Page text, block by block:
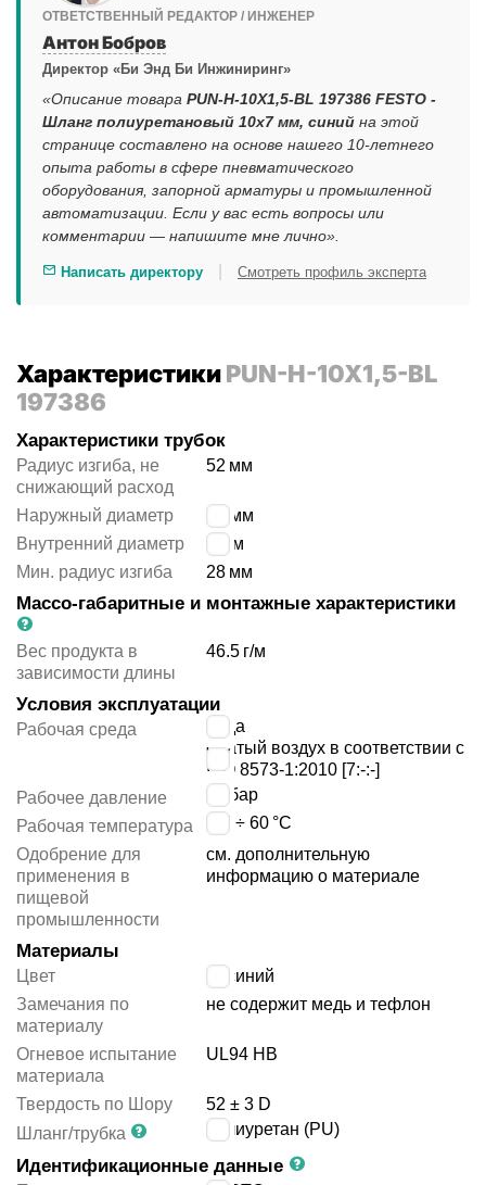
ОТВЕТСТВЕННЫЙ РЕДАКТОР / ИНЖЕНЕР
Антон Бобров
Директор «Би Энд Би Инжиниринг»
«Описание товара PUN-H-10X1,5-BL 197386 FESTO -
Шланг полиуретановый 10x7 мм, синий на этой
странице составлено на основе нашего 10-летнего
опыта работы в сфере пневматического
оборудования, запорной арматуры и промышленной
автоматизации. Если у вас есть вопросы или
комментарии — напишите мне лично».
Написать директору Смотреть профиль эксперта
ХарактеристикиPUN-H-10X1,5-BL
197386
Характеристики трубок
Радиус изгиба, не
снижающий расход
52 мм
Наружный диаметр
10 мм
Внутренний диаметр
7 мм
Мин. радиус изгиба
28 мм
Массо-габаритные и монтажные характеристики
Вес продукта в
зависимости длины
46.5 г/м
Условия эксплуатации
Рабочая среда
вода
сжатый воздух в соответствии с
ISO 8573-1:2010 [7:-:-]
Рабочее давление
бар
Рабочая температура
-35 ÷ 60 °C
Одобрение для
применения в
пищевой
промышленности
см. дополнительную
информацию о материале
Материалы
Цвет
синий
Замечания по
материалу
не содержит медь и тефлон
Огневое испытание
материала
UL94 HB
Твердость по Шору
52 ± 3 D
Шланг/трубка
полиуретан (PU)
Идентификационные данные